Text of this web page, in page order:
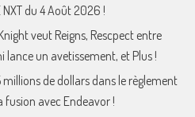
du 4 Août 2026 !
veut Reigns, Rescpect entre
lance un avetissement, et Plus !
millions de dollars dans le règlement
fusion avec Endeavor !